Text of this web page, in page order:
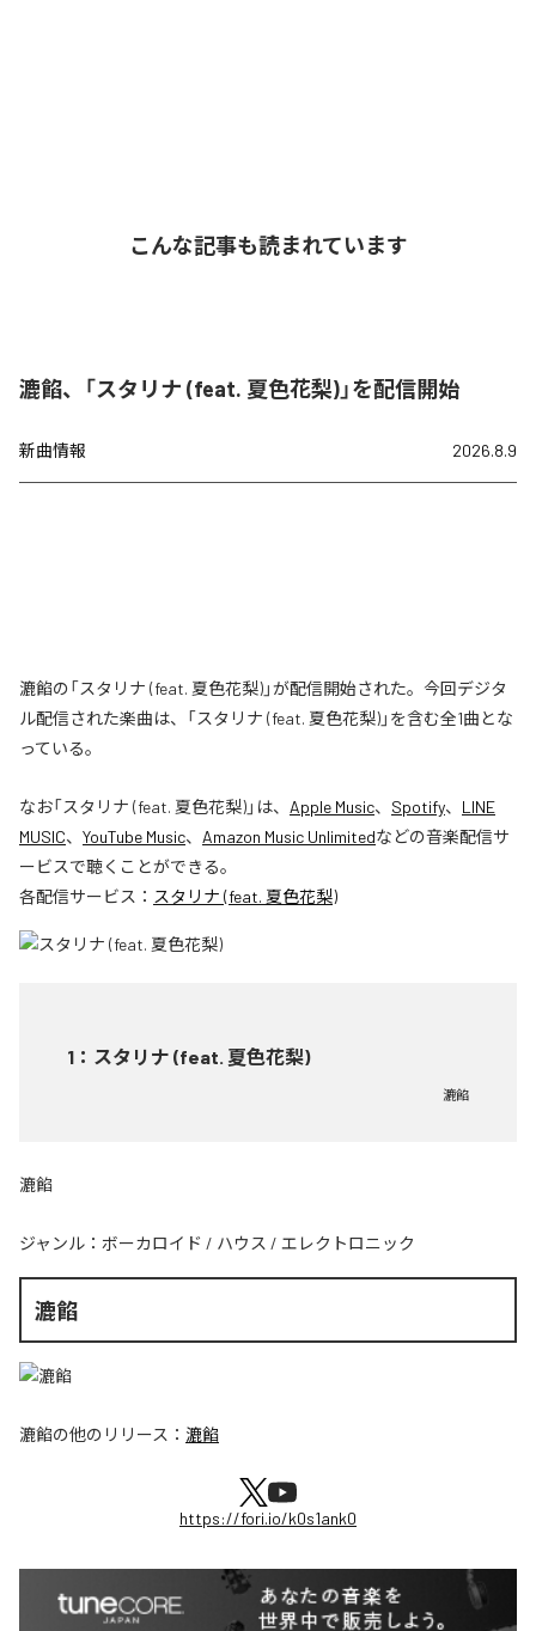
こんな記事も読まれています
漉餡、「スタリナ (feat. 夏色花梨)」を配信開始
新曲情報 2026.8.9
漉餡の「スタリナ (feat. 夏色花梨)」が配信開始された。今回デジタ
ル配信された楽曲は、「スタリナ (feat. 夏色花梨)」を含む全1曲とな
っている。
なお「スタリナ (feat. 夏色花梨)」は、 Apple Music、 Spotify、 LINE
MUSIC、 YouTube Music、 Amazon Music Unlimitedなどの音楽配信サ
ービスで聴くことができる。
各配信サービス： スタリナ (feat. 夏色花梨)
1 ： スタリナ (feat. 夏色花梨)
漉餡
漉餡
ジャンル： ボーカロイド / ハウス / エレクトロニック
漉餡
漉餡の他のリリース： 漉餡
https://fori.io/k0s1ank0